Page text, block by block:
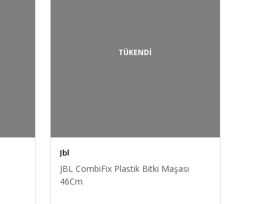
TÜKENDİ
Jbl
JBL CombiFix Plastik Bitki Maşası
46Cm